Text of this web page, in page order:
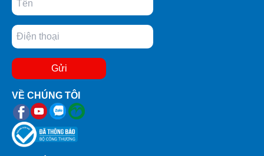
Gửi
VỀ CHÚNG TÔI